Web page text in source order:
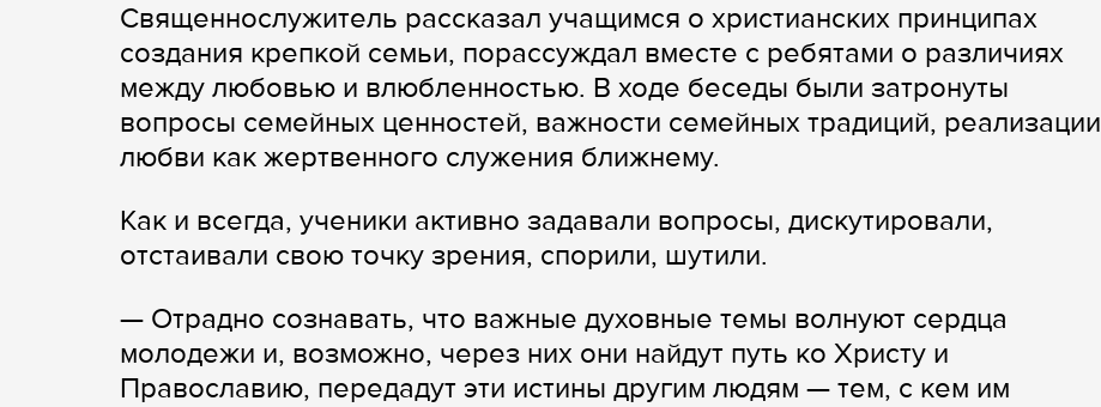
Священнослужитель рассказал учащимся о христианских принципах
создания крепкой семьи, порассуждал вместе с ребятами о различиях
между любовью и влюбленностью. В ходе беседы были затронуты
вопросы семейных ценностей, важности семейных традиций, реализации
любви как жертвенного служения ближнему.
Как и всегда, ученики активно задавали вопросы, дискутировали,
отстаивали свою точку зрения, спорили, шутили.
— Отрадно сознавать, что важные духовные темы волнуют сердца
молодежи и, возможно, через них они найдут путь ко Христу и
Православию, передадут эти истины другим людям — тем, с кем им